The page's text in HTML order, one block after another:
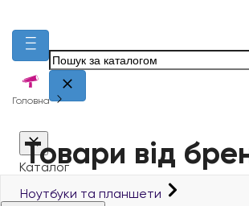
Каталог
Ноутбуки та планшети
Головна
Товари від